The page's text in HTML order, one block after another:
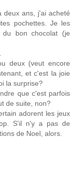
deux ans, j'ai acheté
pochettes. Je les
du bon chocolat (je
deux (veut encore
et c'est la joie
la surprise?
que c'est parfois
de suite, non?
adorent les jeux
S'il n'y a pas de
de Noel, alors.